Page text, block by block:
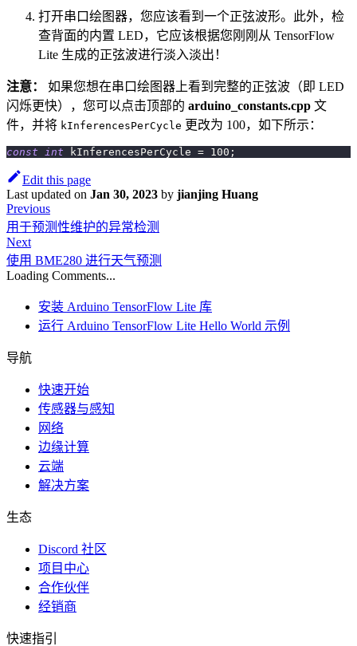
打开串口绘图器，您应该看到一个正弦波形。此外，检
查背面的内置 LED，它应该根据您刚刚从 TensorFlow
Lite 生成的正弦波进行淡入淡出！
注意：
如果您想在串口绘图器上看到完整的正弦波（即 LED
闪烁更快），您可以点击顶部的 arduino_constants.cpp 文
件，并将 kInferencesPerCycle 更改为 100，如下所示：
const int kInferencesPerCycle = 100 ;
Edit this page
Last updated on Jan 30, 2023 by jianjing Huang
Previous
用于预测性维护的异常检测
Next
使用 BME280 进行天气预测
Loading Comments...
安装 Arduino TensorFlow Lite 库
运行 Arduino TensorFlow Lite Hello World 示例
导航
快速开始
传感器与感知
网络
边缘计算
云端
解决方案
生态
Discord 社区
项目中心
合作伙伴
经销商
快速指引